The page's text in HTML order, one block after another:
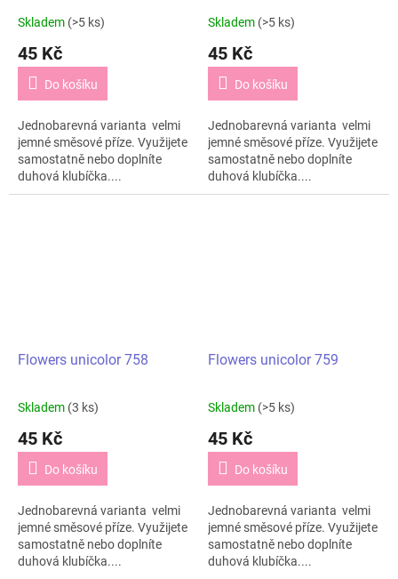
Skladem (>5 ks)
45 Kč
Do košíku
Jednobarevná varianta velmi
jemné směsové příze. Využijete
samostatně nebo doplníte
duhová klubíčka....
Skladem (>5 ks)
45 Kč
Do košíku
Jednobarevná varianta velmi
jemné směsové příze. Využijete
samostatně nebo doplníte
duhová klubíčka....
Flowers unicolor 758
Skladem (3 ks)
45 Kč
Do košíku
Jednobarevná varianta velmi
jemné směsové příze. Využijete
samostatně nebo doplníte
duhová klubíčka....
Flowers unicolor 759
Skladem (>5 ks)
45 Kč
Do košíku
Jednobarevná varianta velmi
jemné směsové příze. Využijete
samostatně nebo doplníte
duhová klubíčka....